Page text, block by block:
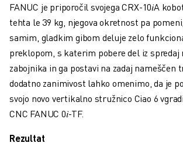
O DRUŽBI FANUC
O DRUŽBI FANUC
FANUC V EVROPI
NAŠE LOKACIJE
TRAJNOSTNI RAZVOJ
KARIERA
OBLIKUJTE SVOJO PRIHODNOST S PODJETJEM
PRIDRUŽITE SE NAM » KARIERNI PORTAL
KONTAKT
FANUC je priporočil svojega CRX-10𝑖A
tehta le 39 kg, njegova okretnost pa
samim, gladkim gibom deluje zelo
preklopom, s katerim pobere del iz spredaj
zabojnika in ga postavi na zadaj nameščen
dodatno zanimivost lahko omenimo, da je
svojo novo vertikalno stružnico Ciao 6
CNC FANUC 0𝑖-TF.
Rezultat